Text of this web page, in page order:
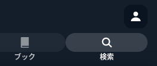
ブック 検索